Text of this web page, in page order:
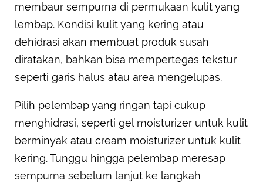
membaur sempurna di permukaan kulit yang
lembap. Kondisi kulit yang kering atau
dehidrasi akan membuat produk susah
diratakan, bahkan bisa mempertegas tekstur
seperti garis halus atau area mengelupas.
Pilih pelembap yang ringan tapi cukup
menghidrasi, seperti gel moisturizer untuk kulit
berminyak atau cream moisturizer untuk kulit
kering. Tunggu hingga pelembap meresap
sempurna sebelum lanjut ke langkah